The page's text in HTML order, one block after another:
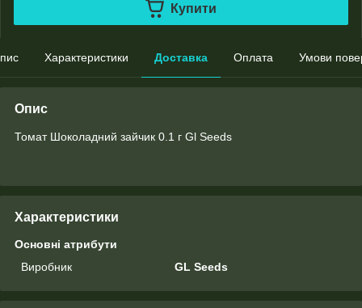
Купити
Характеристики Доставка Оплата Умови
Опис
Томат Шоколадний зайчик 0.1 г Gl Seeds
Характеристики
Основні атрибути
Виробник
GL Seeds